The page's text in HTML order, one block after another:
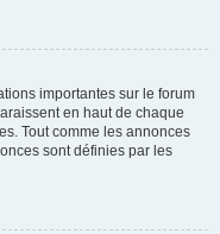
importantes sur le forum
en haut de chaque
Tout comme les annonces
sont définies par les